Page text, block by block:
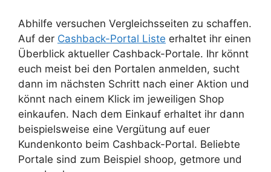
Abhilfe versuchen Vergleichsseiten zu schaffen.
Auf der Cashback-Portal Liste erhaltet ihr einen
Überblick aktueller Cashback-Portale. Ihr könnt
euch meist bei den Portalen anmelden, sucht
dann im nächsten Schritt nach einer Aktion und
könnt nach einem Klick im jeweiligen Shop
einkaufen. Nach dem Einkauf erhaltet ihr dann
beispielsweise eine Vergütung auf euer
Kundenkonto beim Cashback-Portal. Beliebte
Portale sind zum Beispiel shoop, getmore und